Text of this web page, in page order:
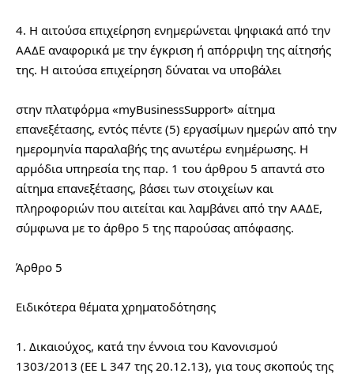
4. Η αιτούσα επιχείρηση ενημερώνεται ψηφιακά από την
ΑΑΔΕ αναφορικά με την έγκριση ή απόρριψη της αίτησής
της. Η αιτούσα επιχείρηση δύναται να υποβάλει
στην πλατφόρμα «myBusinessSupport» αίτημα
επανεξέτασης, εντός πέντε (5) εργασίμων ημερών από την
ημερομηνία παραλαβής της ανωτέρω ενημέρωσης. Η
αρμόδια υπηρεσία της παρ. 1 του άρθρου 5 απαντά στο
αίτημα επανεξέτασης, βάσει των στοιχείων και
πληροφοριών που αιτείται και λαμβάνει από την ΑΑΔΕ,
σύμφωνα με το άρθρο 5 της παρούσας απόφασης.
Άρθρο 5
Ειδικότερα θέματα χρηματοδότησης
1. Δικαιούχος, κατά την έννοια του Κανονισμού
1303/2013 (ΕΕ L 347 της 20.12.13), για τους σκοπούς της